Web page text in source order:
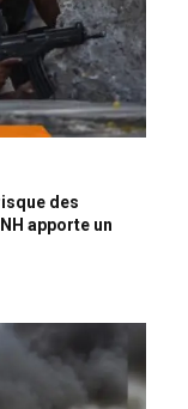
des
apporte un